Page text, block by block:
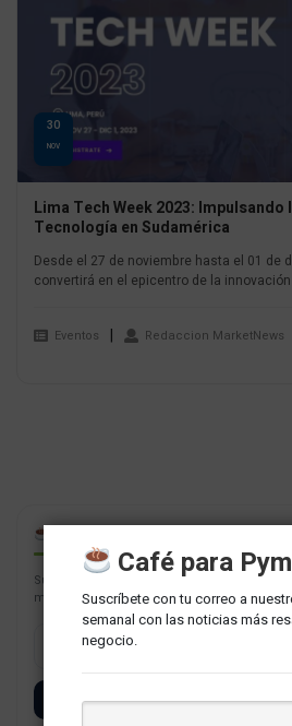
30
NOV
Lima Tech Week 2023: Impulsando
Tecnología en Sudamérica
Desde el 27 de noviembre hasta el 01 de
convertirá en el epicentro de la innovación
Eventos Redaccion MarketNews
Suscríbete con tu correo a nuestro
más resaltantes para tu negocio.
SUSCRÍBETE
Café para
Suscríbete con tu correo a
semanal con las noticias más
negocio.